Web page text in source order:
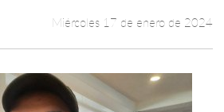
Miércoles 17 de enero de 2024